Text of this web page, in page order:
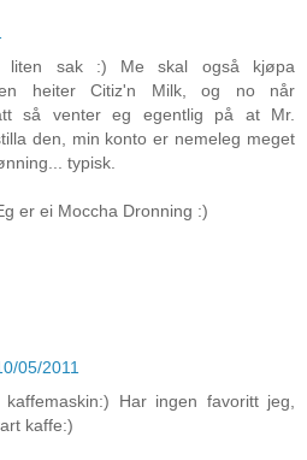
liten sak :) Me skal også kjøpa
heiter Citiz'n Milk, og no når
så venter eg egentlig på at Mr.
den, min konto er nemeleg meget
typisk.
er ei Moccha Dronning :)
05/2011
Har ingen favoritt jeg,
kaffe:)